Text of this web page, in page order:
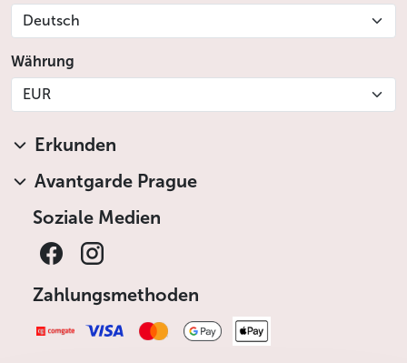
Deutsch
Währung
EUR
Erkunden
Avantgarde Prague
Soziale Medien
Zahlungsmethoden